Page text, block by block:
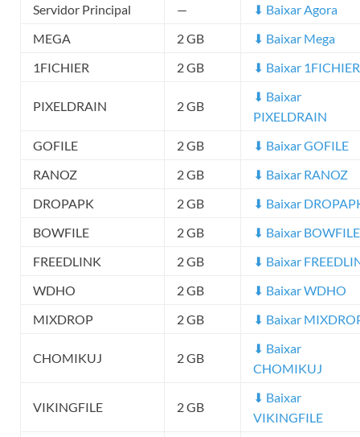
Servidor Principal
—
⬇ Baixar Agora
MEGA
2 GB
⬇ Baixar Mega
1FICHIER
2 GB ⬇ Baixar 1FICHIER
PIXELDRAIN 2 GB
⬇ Baixar
PIXELDRAIN
GOFILE
2 GB
⬇ Baixar GOFILE
RANOZ
2 GB
⬇ Baixar RANOZ
DROPAPK
2 GB
⬇ Baixar
BOWFILE
2 GB
⬇ Baixar BOWFILE
FREEDLINK
2 GB
⬇ Baixar
WDHO
2 GB
⬇ Baixar WDHO
MIXDROP
2 GB ⬇ Baixar
CHOMIKUJ 2 GB
⬇ Baixar
CHOMIKUJ
VIKINGFILE 2 GB
⬇ Baixar
VIKINGFILE